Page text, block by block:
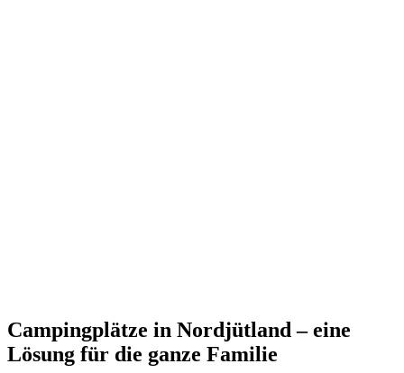
Campingplätze in Nordjütland – eine
Lösung für die ganze Familie